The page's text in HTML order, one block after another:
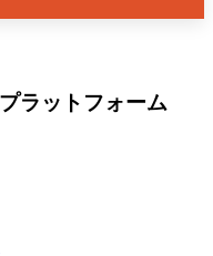
ラットフォーム